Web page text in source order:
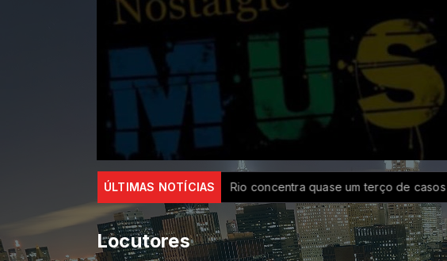
ÚLTIMAS NOTÍCIAS
no SUS por fibrose cística Rio concentra quase um terço de casos de
Locutores